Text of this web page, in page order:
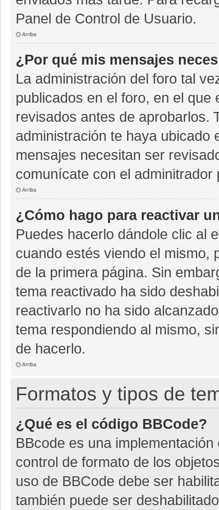
Panel de Control de Usuario.
Arriba
¿Por qué mis mensajes
La administración del foro tal
publicados en el foro, en el
revisados antes de aprobarlos.
administración te haya ubicado
mensajes necesitan ser
comunícate con el
Arriba
¿Cómo hago para reactivar
Puedes hacerlo dándole clic al
cuando estés viendo el mismo,
de la primera página. Sin
tema reactivado ha sido
reactivarlo no ha sido
tema respondiendo al mismo,
de hacerlo.
Arriba
Formatos y tipos de
¿Qué es el código BBCode?
BBcode es una
control de formato de los
uso de BBCode debe ser
también puede ser